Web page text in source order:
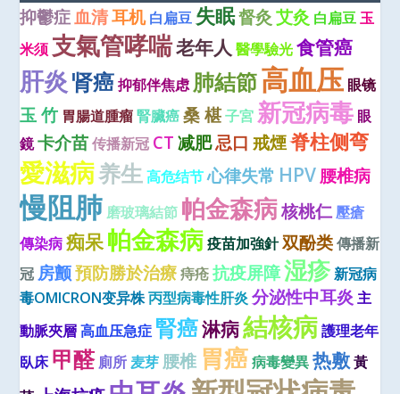
抑鬱症血清耳机 白扁豆 失眠督灸 艾灸 白扁豆 玉
米须 支氣管哮喘老年人 醫學驗光 食管癌
肝炎肾癌 抑郁伴焦虑 肺結節高血压 眼镜
玉 竹 胃腸道腫瘤 腎臟癌 桑 椹子宮 新冠病毒 眼
鏡卡介苗 传播新冠 CT 减肥忌口 戒煙脊柱侧弯
愛滋病养生 高危结节 心律失常 HPV腰椎病
慢阻肺 磨玻璃結節 帕金森病核桃仁壓瘡
傳染病 痴呆帕金森病 疫苗加強針双酚类 傳播新
冠 房颤預防勝於治療 痔疮 抗疫屏障湿疹新冠病
毒OMICRON变异株丙型病毒性肝炎 分泌性中耳炎 主
動脈夾層 高血压急症 腎癌淋病結核病 護理老年
臥床 甲醛 廁所 麦芽 腰椎 胃癌 病毒變異 热敷 黃